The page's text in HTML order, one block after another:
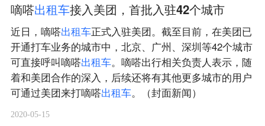
嘀嗒出租车接入美团，首批入驻42个城市
近日，嘀嗒出租车正式入驻美团。截至目前，在美团已
开通打车业务的城市中，北京、广州、深圳等42个城市
可直接呼叫嘀嗒出租车。嘀嗒出行相关负责人表示，随
着和美团合作的深入，后续还将有其他更多城市的用户
可通过美团来打嘀嗒出租车。（封面新闻）
2020-05-15